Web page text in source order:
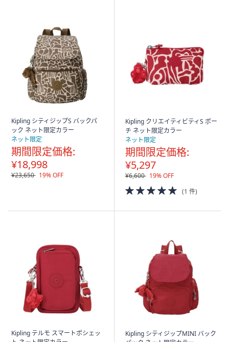
Kipling シティジップS バックパ
ック ネット限定カラー
ネット限定
期間限定価格:
¥18,998
¥23,650 19% OFF
Kipling クリエイティビティS ポー
チ ネット限定カラー
ネット限定
期間限定価格:
¥5,297
¥6,600 19% OFF
5.0
of
(1 件)
Kipling テルモ スマートポシェッ
Kipling シティジップMINI バック